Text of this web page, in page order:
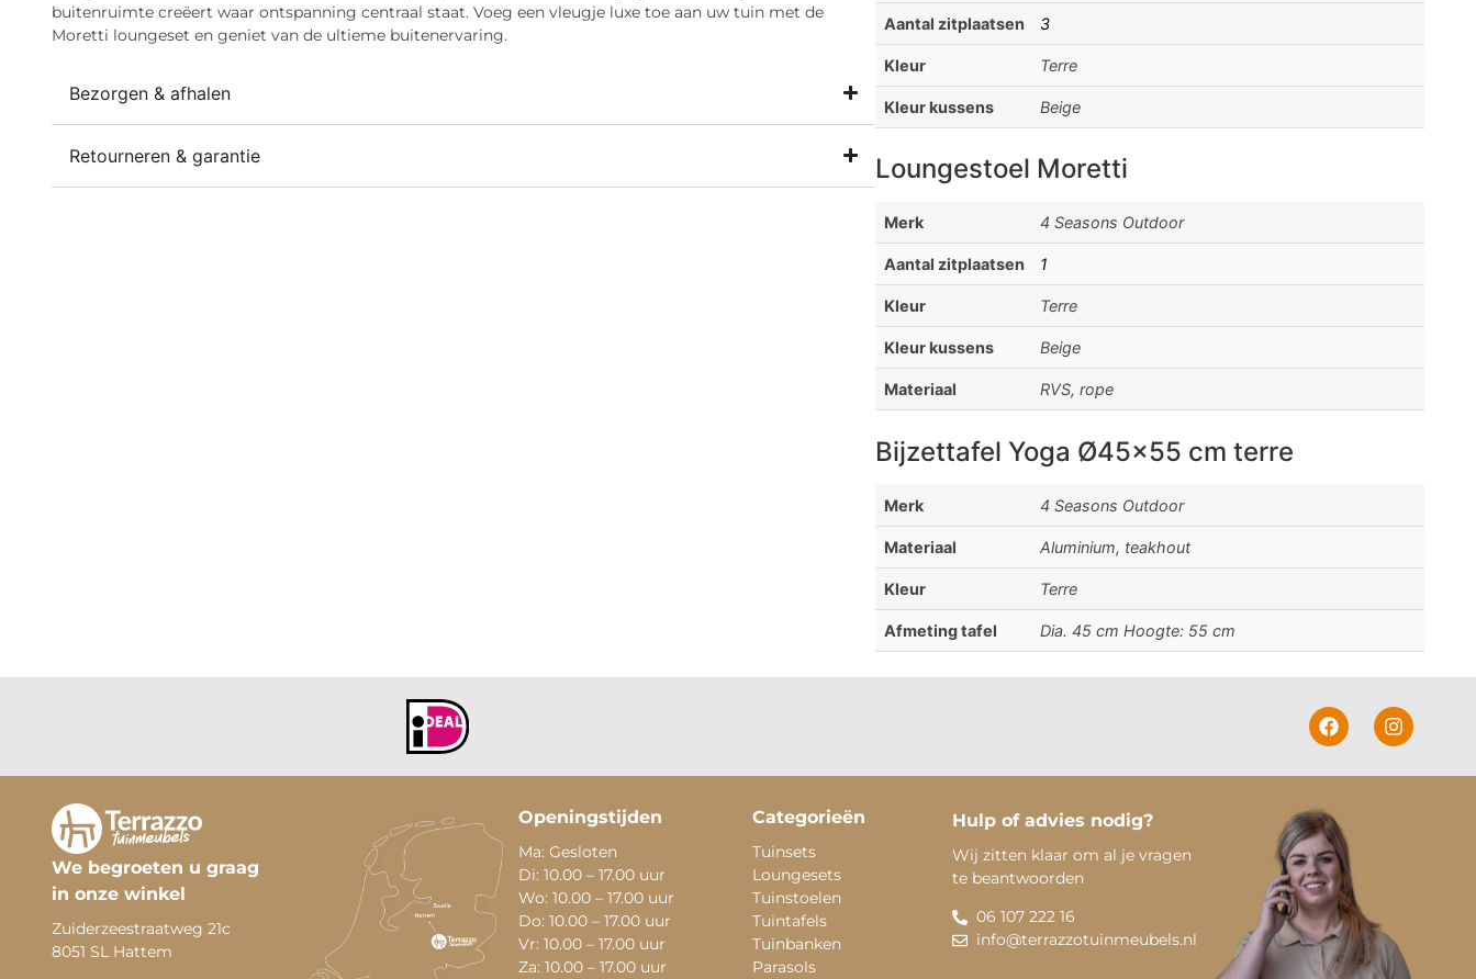
buitenruimte creëert waar ontspanning centraal staat. Voeg een vleugje luxe toe aan uw tuin met de
Moretti loungeset en geniet van de ultieme buitenervaring.
Bezorgen & afhalen
Retourneren & garantie
Aantal zitplaatsen 3
Kleur Terre
Kleur kussens Beige
Loungestoel Moretti
Merk 4 Seasons Outdoor
Aantal zitplaatsen 1
Kleur Terre
Kleur kussens Beige
Materiaal RVS, rope
Bijzettafel Yoga Ø45x55 cm terre
Merk 4 Seasons Outdoor
Materiaal Aluminium, teakhout
Kleur Terre
Afmeting tafel Dia. 45 cm Hoogte: 55 cm
We begroeten u graag
in onze winkel
Zuiderzeestraatweg 21c
8051 SL Hattem
Openingstijden
Ma: Gesloten
Di: 10.00 – 17.00 uur
Wo: 10.00 – 17.00 uur
Do: 10.00 – 17.00 uur
Vr: 10.00 – 17.00 uur
Za: 10.00 – 17.00 uur
Categorieën
Tuinsets
Loungesets
Tuinstoelen
Tuintafels
Tuinbanken
Parasols
Hulp of advies nodig?
Wij zitten klaar om al je vragen
te beantwoorden
06 107 222 16
info@terrazzotuinmeubels.nl